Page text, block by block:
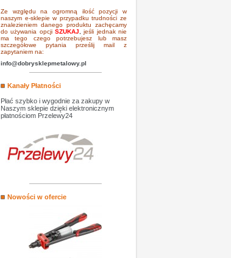
Ze względu na ogromną ilość pozycji w
naszym e-sklepie w przypadku trudności ze
znalezieniem danego produktu zachęcamy
do używania opcjiSZUKAJ ,jeśli jednak nie
ma tego czego potrzebujesz lub masz
szczegółowe pytania prześlij mail z
zapytaniem na:
info@dobrysklepmetalowy.pl
Kanały Płatności
Płać szybko i wygodnie za zakupy w
Naszym sklepie dzięki elektronicznym
płatnościom Przelewy24
Nowości w ofercie